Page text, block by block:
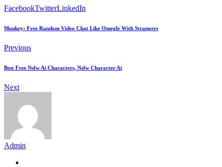
FacebookTwitterLinkedIn
Monkey: Free Random Video Chat Like Omegle With Strangers
Previous
Best Free Nsfw Ai Characters, Nsfw Character Ai
Next
Admin